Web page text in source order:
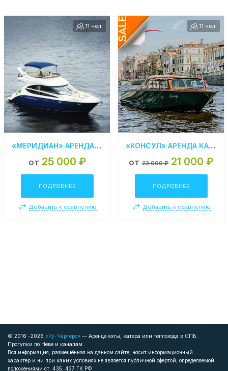
11 чел.
«МЕРИДИАН» АРЕНДА МОТОРНОЙ ЯХТЫ В СПБ
от 25 000 ₽
ПОДРОБНЕЕ
Добавить к сравнению
11 чел.
«КОНСУЛ» АРЕНДА КАТЕРА В СПБ
от 23 000 ₽ 21 000 ₽
ПОДРОБНЕЕ
Добавить к сравнению
© 2016 -2026 «Ру-Чартерс» — Аренда яхты, катера или теплохода в СПБ.
Прогулки по Неве и каналам.
Вся информация, размещённая на данном сайте, носит информационный
характер и ни при каких условиях не является публичной офертой, определяемой
положениями ст. 435, 437 ГК РФ.